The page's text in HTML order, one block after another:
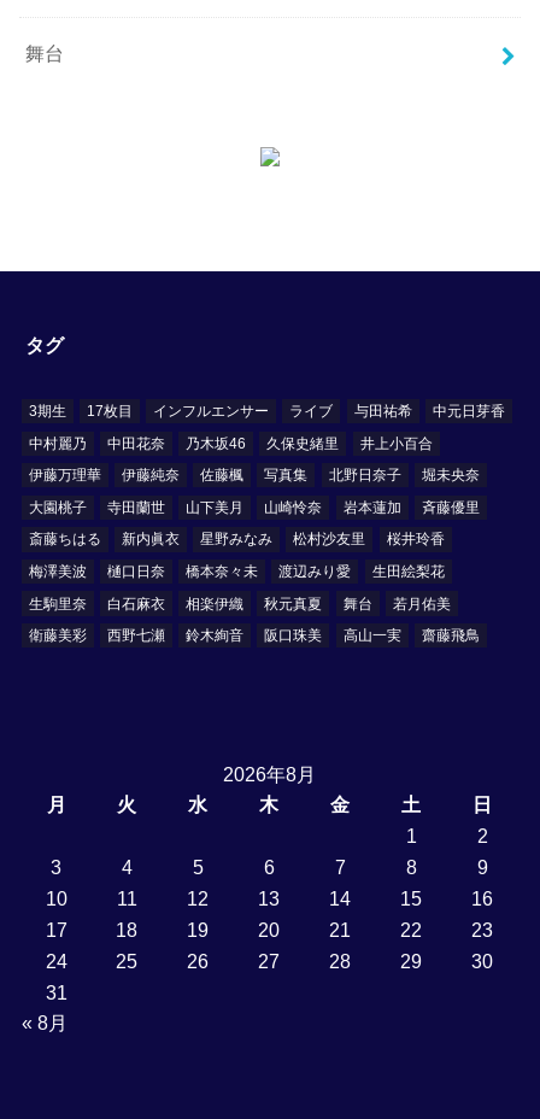
舞台
タグ
3期生 17枚目 インフルエンサー ライブ 与田祐希
中元日芽香
中村麗乃
中田花奈 乃木坂46 久保史緒里
井上小百合
伊藤万理華
伊藤純奈 佐藤楓 写真集 北野日奈子
堀未央奈
大園桃子
寺田蘭世 山下美月 山崎怜奈 岩本蓮加
斉藤優里
斎藤ちはる
新内眞衣 星野みなみ 松村沙友里
桜井玲香
梅澤美波
樋口日奈 橋本奈々未 渡辺みり愛
生田絵梨花
生駒里奈
白石麻衣 相楽伊織 秋元真夏 舞台
若月佑美
衛藤美彩
西野七瀬 鈴木絢音 阪口珠美 高山一実 齋藤飛鳥
2026年8月
月
火 水 木 金 土
日
1
2
3
4 5 6 7 8
9
10
11 12 13 14 15
16
17
18 19 20 21 22
23
24
25 26 27 28 29
30
31
« 8月